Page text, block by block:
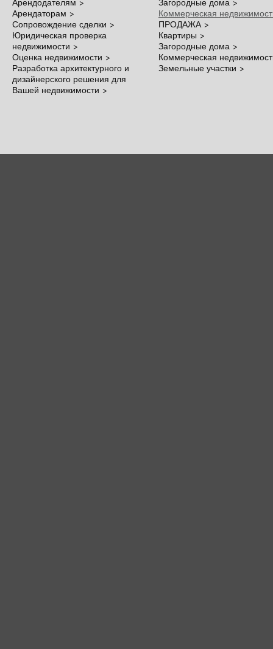
Арендаторам >
Сопровождение сделки >
Юридическая проверка
недвижимости >
Оценка недвижимости >
Разработка архитектурного и
дизайнерского решения для
Вашей недвижимости >
Коммерческая
ПРОДАЖА >
Квартиры >
Загородные дома >
Коммерческая
Земельные участки >